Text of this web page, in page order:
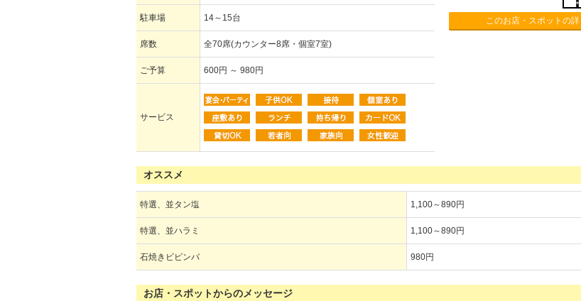
駐車場 14～15台
席数 全70席(カウンター8席・個室7室)
ご予算 600円 ～ 980円
サービス
このお店・スポットの
オススメ
特選、並タン塩 1,100～890円
特選、並ハラミ 1,100～890円
石焼きビビンバ 980円
お店・スポットからのメッセージ